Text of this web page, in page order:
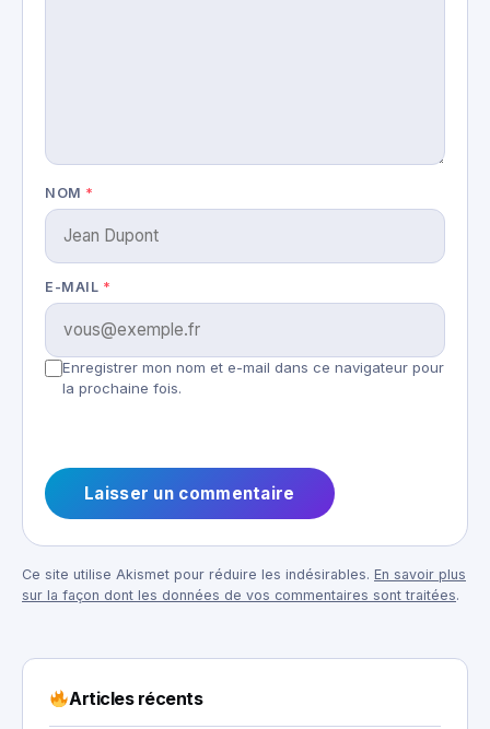
NOM *
E-MAIL *
Enregistrer mon nom et e-mail dans ce navigateur pour
la prochaine fois.
Ce site utilise Akismet pour réduire les indésirables. En savoir plus
sur la façon dont les données de vos commentaires sont traitées.
Articles récents